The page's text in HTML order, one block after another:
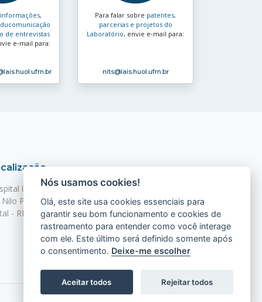
informações,
de entrevistas
e‑mail para:
Para falar sobre patentes,
parcerias e projetos do
Laboratório, envie e‑mail para:
nits@lais.huol.ufrn.br
Universitário Onofre Lopes - HUOL
Nilo Peçanha, 620 - Petrópolis
- RN, 59012-300
Nós usamos cookies!
Olá, este site usa cookies essenciais para
garantir seu bom funcionamento e cookies de
rastreamento para entender como você interage
com ele. Este último será definido somente após
o consentimento. Deixe-me escolher
Aceitar todos Rejeitar todos